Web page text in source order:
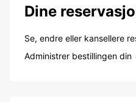
Dine
Se, endre eller kansellere
Administrer bestillingen din